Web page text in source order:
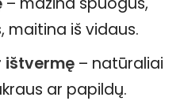
maitina iš vidaus.
ištvermę – natūraliai
ar papildų.